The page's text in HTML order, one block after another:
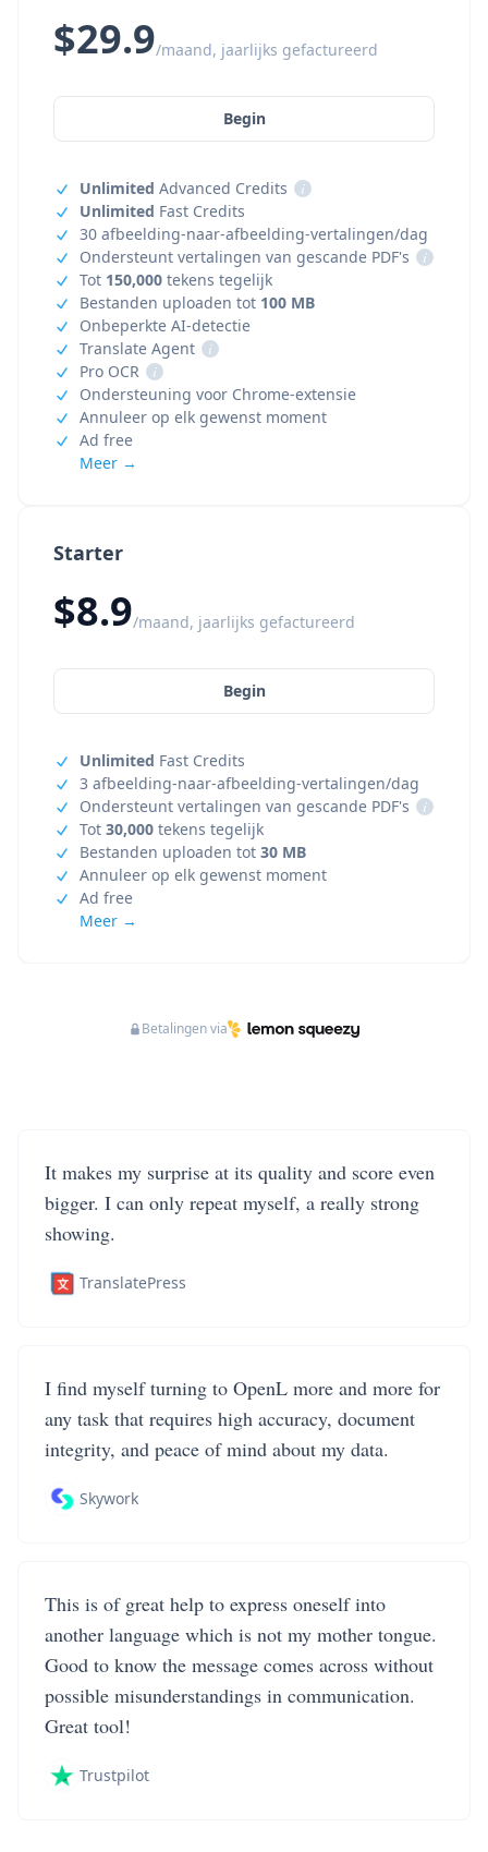
Starter
$8.9/maand, jaarlijks gefactureerd
Begin
Unlimited Fast Credits
3 afbeelding-naar-afbeelding-vertalingen/dag
Ondersteunt vertalingen van gescande PDF's
i
Tot 30,000 tekens tegelijk
Bestanden uploaden tot 30 MB
Annuleer op elk gewenst moment
Ad free
Meer →
$29.9/maand, jaarlijks gefactureerd
Begin
Unlimited Advanced Credits
i
Unlimited Fast Credits
30 afbeelding-naar-afbeelding-vertalingen/dag
Ondersteunt vertalingen van gescande PDF's
i
Tot 150,000 tekens tegelijk
Bestanden uploaden tot 100 MB
Onbeperkte AI-detectie
Translate Agent
i
Pro OCR
i
Ondersteuning voor Chrome-extensie
Annuleer op elk gewenst moment
Ad free
Meer →
Betalingen via
It makes my surprise at its quality and score even
bigger. I can only repeat myself, a really strong
showing.
TranslatePress
I find myself turning to OpenL more and more for
any task that requires high accuracy, document
integrity, and peace of mind about my data.
Skywork
This is of great help to express oneself into
another language which is not my mother tongue.
Good to know the message comes across without
possible misunderstandings in communication.
Great tool!
Trustpilot